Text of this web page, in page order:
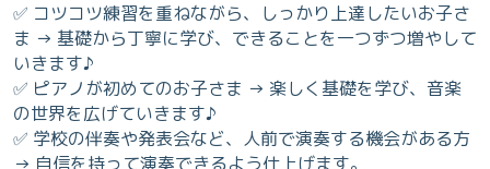
✅ コツコツ練習を重ねながら、しっかり上達したいお子さ
ま → 基礎から丁寧に学び、できることを一つずつ増やして
いきます♪
✅ ピアノが初めてのお子さま → 楽しく基礎を学び、音楽
の世界を広げていきます♪
✅ 学校の伴奏や発表会など、人前で演奏する機会がある方
→ 自信を持って演奏できるよう仕上げます。